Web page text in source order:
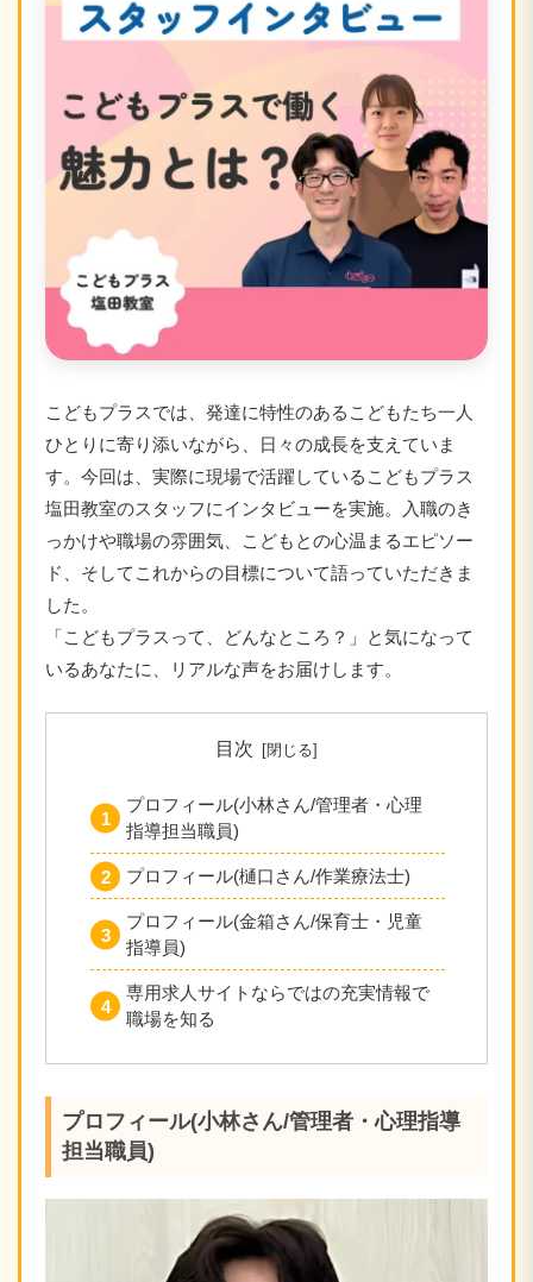
こどもプラスでは、発達に特性のあるこどもたち一人
ひとりに寄り添いながら、日々の成長を支えていま
す。今回は、実際に現場で活躍しているこどもプラス
塩田教室のスタッフにインタビューを実施。入職のき
っかけや職場の雰囲気、こどもとの心温まるエピソー
ド、そしてこれからの目標について語っていただきま
した。
「こどもプラスって、どんなところ？」と気になって
いるあなたに、リアルな声をお届けします。
目次
プロフィール(小林さん/管理者・心理
指導担当職員)
プロフィール(樋口さん/作業療法士)
プロフィール(金箱さん/保育士・児童
指導員)
専用求人サイトならではの充実情報で
職場を知る
プロフィール(小林さん/管理者・心理指導
担当職員)